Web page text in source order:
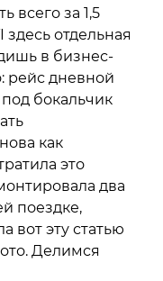
всего за 1,5
здесь отдельная
в бизнес-
рейс дневной
бокальчик
как
это
два
поездке,
вот эту статью
Делимся